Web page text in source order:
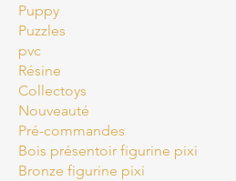
Puppy
Puzzles
pvc
Résine
Collectoys
Nouveauté
Pré-commandes
Bois présentoir figurine pixi
Bronze figurine pixi